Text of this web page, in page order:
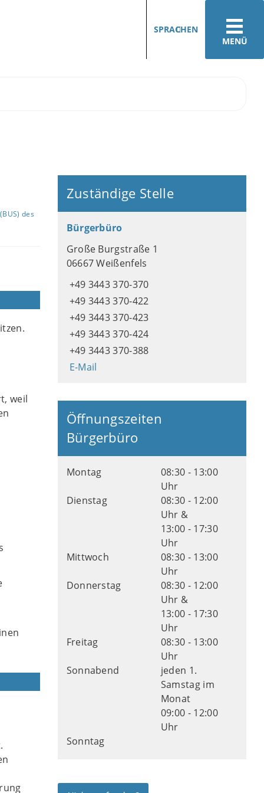
MENÜ
SPRACHEN
des
weil
Zuständige Stelle
Bürgerbüro
Große Burgstraße 1
06667 Weißenfels
+49 3443 370-370
+49 3443 370-422
+49 3443 370-423
+49 3443 370-424
+49 3443 370-388
E-Mail
Öffnungszeiten
Bürgerbüro
Montag
08:30 - 13:00
Uhr
Dienstag
08:30 - 12:00
Uhr &
13:00 - 17:30
Uhr
Mittwoch
08:30 - 13:00
Uhr
Donnerstag
08:30 - 12:00
Uhr &
13:00 - 17:30
Uhr
Freitag
08:30 - 13:00
Uhr
Sonnabend
jeden 1.
Samstag im
Monat
09:00 - 12:00
Uhr
Sonntag